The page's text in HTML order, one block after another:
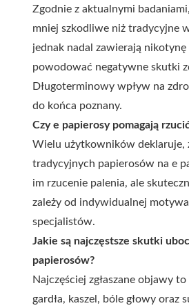
Zgodnie z aktualnymi
mniej szkodliwe niż tradycyjne
jednak nadal zawierają nikotynę
powodować negatywne skutki
Długoterminowy wpływ na
do końca poznany.
Czy e papierosy pomagają
Wielu użytkowników deklaruje,
tradycyjnych papierosów na e
im rzucenie palenia, ale
zależy od indywidualnej
specjalistów.
Jakie są najczęstsze skutki
papierosów?
Najczęściej zgłaszane objawy
gardła, kaszel, bóle głowy oraz